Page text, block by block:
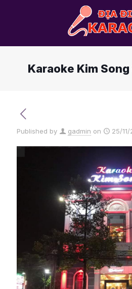
Karaoke Kim
Published by gadmin on 25/11/